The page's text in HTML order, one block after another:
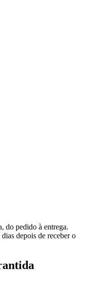
do pedido à entrega.
dias depois de receber o